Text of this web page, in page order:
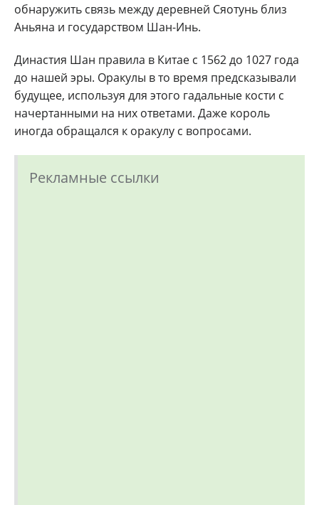
обнаружить связь между деревней Сяотунь близ
Аньяна и государством Шан-Инь.
Династия Шан правила в Китае с 1562 до 1027 года
до нашей эры. Оракулы в то время предсказывали
будущее, используя для этого гадальные кости с
начертанными на них ответами. Даже король
иногда обращался к оракулу с вопросами.
Рекламные ссылки